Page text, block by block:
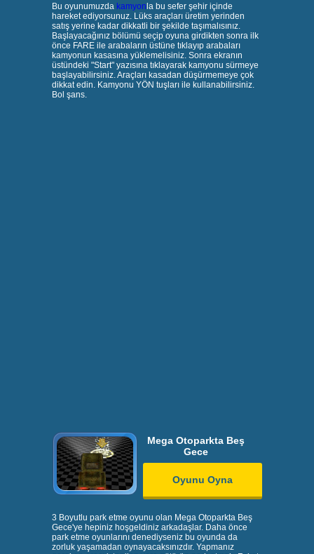
Bu oyunumuzda kamyon la bu sefer şehir içinde
hareket ediyorsunuz. Lüks araçları üretim yerinden
satış yerine kadar dikkatli bir şekilde taşımalısınız.
Başlayacağınız bölümü seçip oyuna girdikten sonra ilk
önce FARE ile arabaların üstüne tıklayıp arabaları
kamyonun kasasına yüklemelisiniz. Sonra ekranın
üstündeki "Start" yazısına tıklayarak kamyonu sürmeye
başlayabilirsiniz. Araçları kasadan düşürmemeye çok
dikkat edin. Kamyonu YÖN tuşları ile kullanabilirsiniz.
Bol şans.
Mega Otoparkta Beş
Gece
Oyunu Oyna
3 Boyutlu park etme oyunu olan Mega Otoparkta Beş
Gece'ye hepiniz hoşgeldiniz arkadaşlar. Daha önce
park etme oyunlarını denediyseniz bu oyunda da
zorluk yaşamadan oynayacaksınızdır. Yapmanız